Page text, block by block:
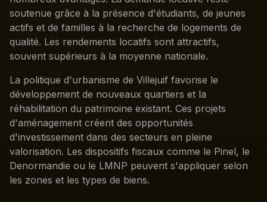
soutenue grâce à la présence d'étudiants, de jeunes
actifs et de familles à la recherche de logements de
qualité. Les rendements locatifs sont attractifs,
souvent supérieurs à la moyenne nationale.
La politique d'urbanisme de Villejuif favorise le
développement de nouveaux quartiers et la
réhabilitation du patrimoine existant. Ces projets
d'aménagement créent des opportunités
d'investissement dans des secteurs en pleine
valorisation. Les dispositifs fiscaux comme le Pinel, le
Denormandie ou le LMNP peuvent s'appliquer selon
les zones et les types de biens.